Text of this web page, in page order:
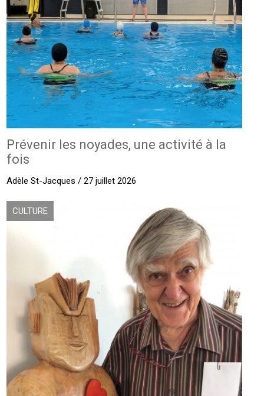
Prévenir les noyades, une activité à la
fois
Adèle St-Jacques / 27 juillet 2026
CULTURE